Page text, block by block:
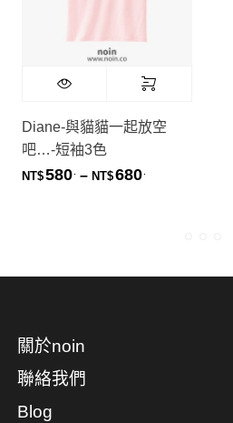
Diane-與貓貓一起放空
吧…-短袖3色
NT$580 – NT$680價格範圍：
關於noin
聯絡我們
Blog